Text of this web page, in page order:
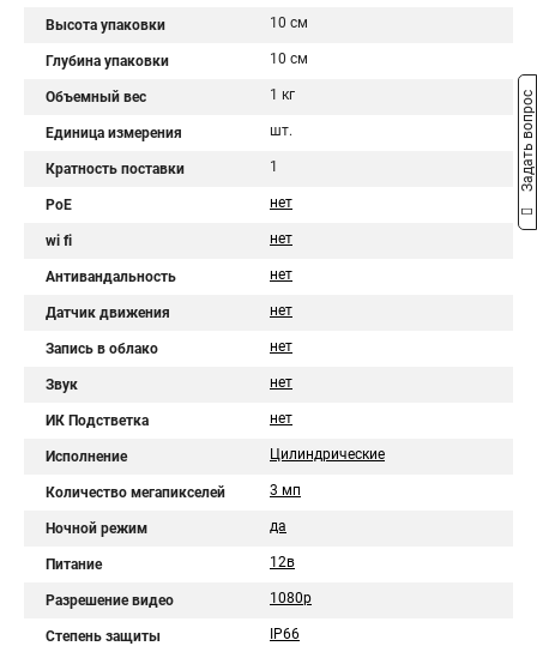
Высота упаковки 10 см
Глубина упаковки 10 см
Объемный вес 1 кг
Единица измерения шт.
Кратность поставки 1
PoE нет
wi fi нет
Антивандальность нет
Датчик движения нет
Запись в облако нет
Звук нет
ИК Подстветка нет
Исполнение Цилиндрические
Количество мегапикселей 3 мп
Ночной режим да
Питание 12в
Разрешение видео 1080p
Степень защиты IP66
Задать вопрос